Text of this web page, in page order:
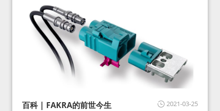
2021-03-25
百科 | FAKRA的前世今生